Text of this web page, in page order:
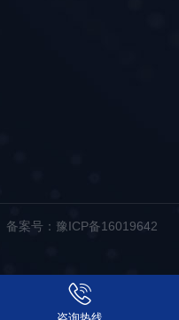
备案号：豫ICP备16019642